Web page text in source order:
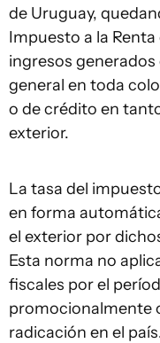
de Uruguay,
Impuesto a la Renta
ingresos
general en toda
o de crédito en
exterior.
La tasa del
en forma
el exterior por
Esta norma no
fiscales por el
promocionalmente
radicación en el